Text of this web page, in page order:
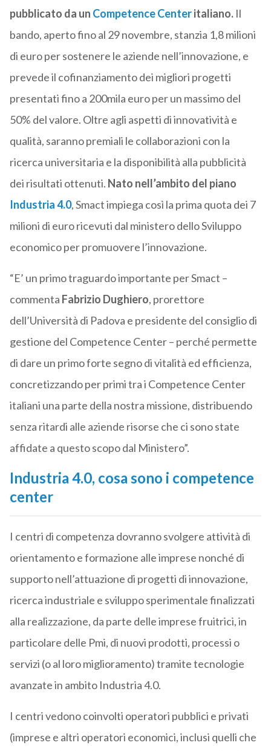
pubblicato da un Competence Centeritaliano.Il
bando, aperto fino al 29 novembre, stanzia 1,8 milioni
di euro per sostenere le aziende nell’innovazione, e
prevede il cofinanziamento dei migliori progetti
presentati fino a 200mila euro per un massimo del
50% del valore. Oltre agli aspetti di innovatività e
qualità, saranno premiali le collaborazioni con la
ricerca universitaria e la disponibilità alla pubblicità
dei risultati ottenuti. Nato nell’ambito del piano
Industria 4.0, Smact impiega così la prima quota dei 7
milioni di euro ricevuti dal ministero dello Sviluppo
economico per promuovere l’innovazione.
“E’ un primo traguardo importante per Smact –
commenta Fabrizio Dughiero, prorettore
dell’Università di Padova e presidente del consiglio di
gestione del Competence Center – perché permette
di dare un primo forte segno di vitalità ed efficienza,
concretizzando per primi tra i Competence Center
italiani una parte della nostra missione, distribuendo
senza ritardi alle aziende risorse che ci sono state
affidate a questo scopo dal Ministero”.
Industria 4.0, cosa sono i competence
center
I centri di competenza dovranno svolgere attività di
orientamento e formazione alle imprese nonché di
supporto nell’attuazione di progetti di innovazione,
ricerca industriale e sviluppo sperimentale finalizzati
alla realizzazione, da parte delle imprese fruitrici, in
particolare delle Pmi, di nuovi prodotti, processi o
servizi (o al loro miglioramento) tramite tecnologie
avanzate in ambito Industria 4.0.
I centri vedono coinvolti operatori pubblici e privati
(imprese e altri operatori economici, inclusi quelli che